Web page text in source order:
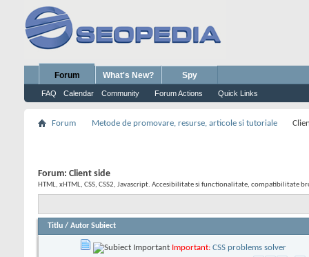
Forum
FAQ Calendar Community Forum Actions Quick Links
What's New? Spy
Forum Metode de promovare, resurse, articole si tutoriale
Forum: Client side
HTML, xHTML, CSS, CSS2, Javascript. Accesibilitate si functionalitate, compatibilitate
Titlu / Autor Subiect
Important: CSS problems solver